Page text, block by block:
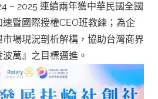
– 2025 連續兩年獲中華民國全國
暨國際授權CEO班教練；為企
場現況剖析解構，協助台灣商界
萬』之目標邁進。